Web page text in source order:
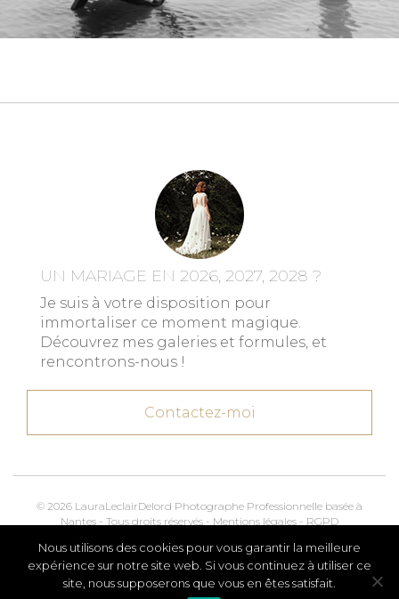
UN MARIAGE EN 2026, 2027, 2028 ?
Je suis à votre disposition pour
immortaliser ce moment magique.
Découvrez mes galeries et formules, et
rencontrons-nous !
Contactez-moi
© 2026 LauraLeclairDelord Photographe Professionnelle basée à
Nantes - Tous droits réservés - Mentions légales - RGPD
Kroox.ioMarketing, Creative & Digital
Nous utilisons des cookies pour vous garantir la meilleure
expérience sur notre site web. Si vous continuez à utiliser ce
site, nous supposerons que vous en êtes satisfait.